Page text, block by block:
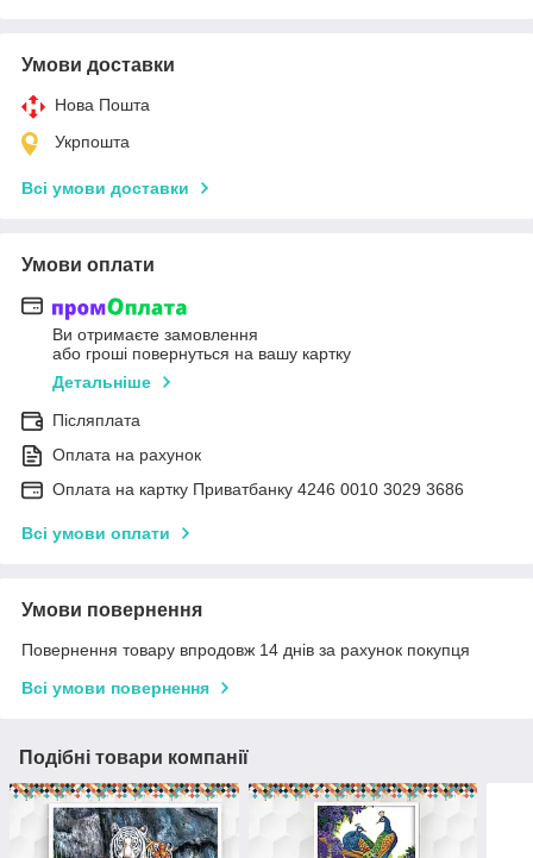
Умови доставки
Нова Пошта
Укрпошта
Всі умови доставки
Умови оплати
Ви отримаєте замовлення
або гроші повернуться на вашу картку
Детальніше
Післяплата
Оплата на рахунок
Оплата на картку Приватбанку 4246 0010 3029 3686
Всі умови оплати
Умови повернення
Повернення товару впродовж 14 днів за рахунок покупця
Всі умови повернення
Подібні товари компанії